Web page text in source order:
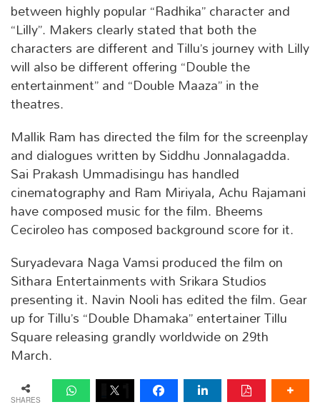
between highly popular “Radhika” character and
“Lilly”. Makers clearly stated that both the
characters are different and Tillu’s journey with Lilly
will also be different offering “Double the
entertainment” and “Double Maaza” in the
theatres.
Mallik Ram has directed the film for the screenplay
and dialogues written by Siddhu Jonnalagadda.
Sai Prakash Ummadisingu has handled
cinematography and Ram Miriyala, Achu Rajamani
have composed music for the film. Bheems
Ceciroleo has composed background score for it.
Suryadevara Naga Vamsi produced the film on
Sithara Entertainments with Srikara Studios
presenting it. Navin Nooli has edited the film. Gear
up for Tillu’s “Double Dhamaka” entertainer Tillu
Square releasing grandly worldwide on 29th
March.
SHARES